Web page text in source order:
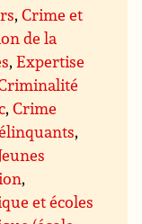
,Crime et
de la
,Expertise
,Crime
,
,
et écoles